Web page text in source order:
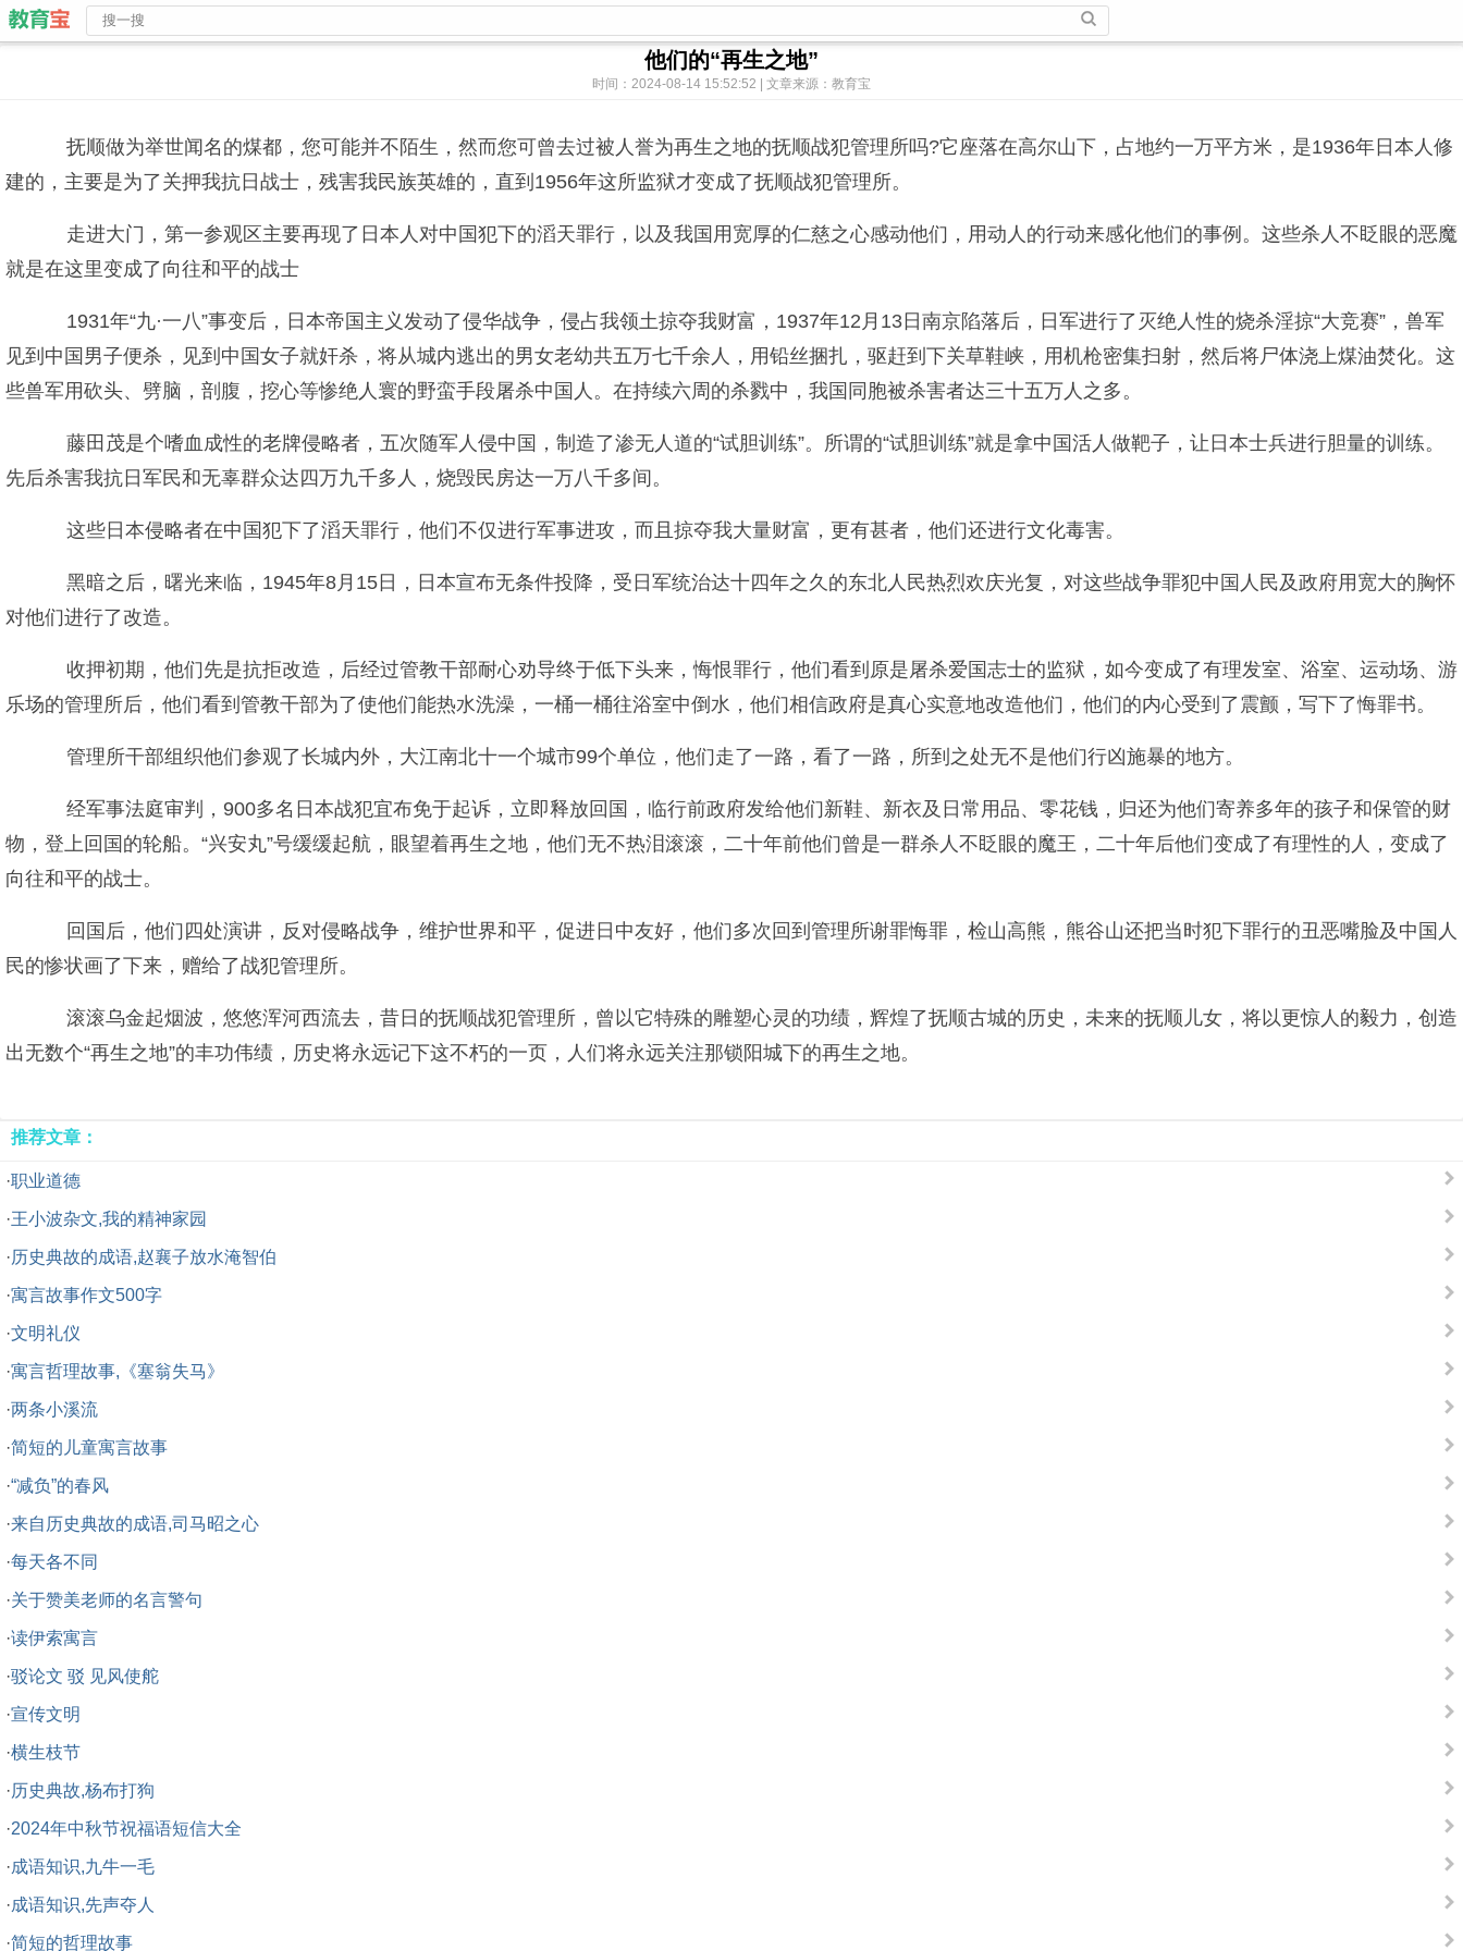
他们的“再生之地”
时间：2024-08-14 15:52:52 | 文章来源：教育宝
抚顺做为举世闻名的煤都，您可能并不陌生，然而您可曾去过被人誉为再生之地的抚顺战犯管理所吗?它座落在高尔山下，占地约一万平方米，是1936年日本人修
建的，主要是为了关押我抗日战士，残害我民族英雄的，直到1956年这所监狱才变成了抚顺战犯管理所。
走进大门，第一参观区主要再现了日本人对中国犯下的滔天罪行，以及我国用宽厚的仁慈之心感动他们，用动人的行动来感化他们的事例。这些杀人不眨眼的恶魔
就是在这里变成了向往和平的战士
1931年“九·一八”事变后，日本帝国主义发动了侵华战争，侵占我领土掠夺我财富，1937年12月13日南京陷落后，日军进行了灭绝人性的烧杀淫掠“大竞赛”，兽军
见到中国男子便杀，见到中国女子就奸杀，将从城内逃出的男女老幼共五万七千余人，用铅丝捆扎，驱赶到下关草鞋峡，用机枪密集扫射，然后将尸体浇上煤油焚化。这
些兽军用砍头、劈脑，剖腹，挖心等惨绝人寰的野蛮手段屠杀中国人。在持续六周的杀戮中，我国同胞被杀害者达三十五万人之多。
藤田茂是个嗜血成性的老牌侵略者，五次随军人侵中国，制造了渗无人道的“试胆训练”。所谓的“试胆训练”就是拿中国活人做靶子，让日本士兵进行胆量的训练。
先后杀害我抗日军民和无辜群众达四万九千多人，烧毁民房达一万八千多间。
这些日本侵略者在中国犯下了滔天罪行，他们不仅进行军事进攻，而且掠夺我大量财富，更有甚者，他们还进行文化毒害。
黑暗之后，曙光来临，1945年8月15日，日本宣布无条件投降，受日军统治达十四年之久的东北人民热烈欢庆光复，对这些战争罪犯中国人民及政府用宽大的胸怀
对他们进行了改造。
收押初期，他们先是抗拒改造，后经过管教干部耐心劝导终于低下头来，悔恨罪行，他们看到原是屠杀爱国志士的监狱，如今变成了有理发室、浴室、运动场、游
乐场的管理所后，他们看到管教干部为了使他们能热水洗澡，一桶一桶往浴室中倒水，他们相信政府是真心实意地改造他们，他们的内心受到了震颤，写下了悔罪书。
管理所干部组织他们参观了长城内外，大江南北十一个城市99个单位，他们走了一路，看了一路，所到之处无不是他们行凶施暴的地方。
经军事法庭审判，900多名日本战犯宜布免于起诉，立即释放回国，临行前政府发给他们新鞋、新衣及日常用品、零花钱，归还为他们寄养多年的孩子和保管的财
物，登上回国的轮船。“兴安丸”号缓缓起航，眼望着再生之地，他们无不热泪滚滚，二十年前他们曾是一群杀人不眨眼的魔王，二十年后他们变成了有理性的人，变成了
向往和平的战士。
回国后，他们四处演讲，反对侵略战争，维护世界和平，促进日中友好，他们多次回到管理所谢罪悔罪，检山高熊，熊谷山还把当时犯下罪行的丑恶嘴脸及中国人
民的惨状画了下来，赠给了战犯管理所。
滚滚乌金起烟波，悠悠浑河西流去，昔日的抚顺战犯管理所，曾以它特殊的雕塑心灵的功绩，辉煌了抚顺古城的历史，未来的抚顺儿女，将以更惊人的毅力，创造
出无数个“再生之地”的丰功伟绩，历史将永远记下这不朽的一页，人们将永远关注那锁阳城下的再生之地。
推荐文章：
·职业道德
·王小波杂文,我的精神家园
·历史典故的成语,赵襄子放水淹智伯
·寓言故事作文500字
·文明礼仪
·寓言哲理故事,《塞翁失马》
·两条小溪流
·简短的儿童寓言故事
·“减负”的春风
·来自历史典故的成语,司马昭之心
·每天各不同
·关于赞美老师的名言警句
·读伊索寓言
·驳论文 驳 见风使舵
·宣传文明
·横生枝节
·历史典故,杨布打狗
·2024年中秋节祝福语短信大全
·成语知识,九牛一毛
·成语知识,先声夺人
·简短的哲理故事